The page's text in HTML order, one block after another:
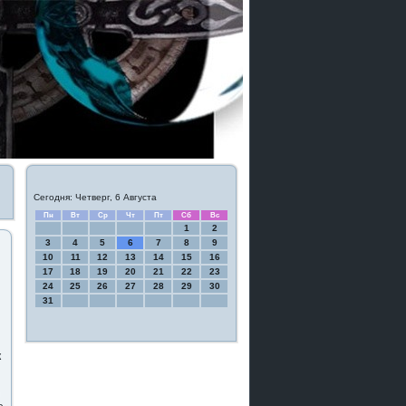
Сегодня: Четверг, 6 Августа
Пн Вт Ср Чт Пт Сб Вс
1
2
3
4 5 6 7 8
9
10
11 12 13 14 15
16
17
18 19 20 21 22
23
24
25 26 27 28 29
30
31